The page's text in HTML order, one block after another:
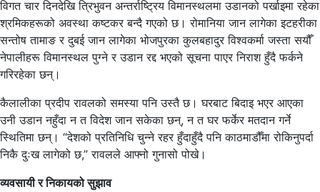
विगत चार दिनदेखि त्रिभुवन अन्तर्राष्ट्रिय विमानस्थलमा उडानको पर्खाइमा रहेका
श्रमिकहरूको अवस्था कष्टकर बन्दै गएको छ। रोमानिया जान लागेका इटहरीका
सन्तोष तामाङ र दुबई जान लागेका भोजपुरका कुलबहादुर विश्वकर्मा जस्ता सयौँ
नेपालीहरू विमानस्थल पुग्ने र उडान रद्द भएको सूचना पाएर निराश हुँदै फर्कने
गरिरहेका छन्।
कैलालीका प्रदीप रावलको समस्या पनि उस्तै छ। घरबाट बिदाइ भएर आएका
उनी उडान नहुँदा न त विदेश जान सकेका छन्, न त घर फर्केर मतदान गर्ने
स्थितिमा छन्। “देशको प्रतिनिधि चुन्ने रहर हुँदाहुँदै पनि काठमाडौँमा रोकिनुपर्दा
निकै दुःख लागेको छ,” रावलले आफ्नो गुनासो पोखे।
व्यवसायी र निकायको सुझाव